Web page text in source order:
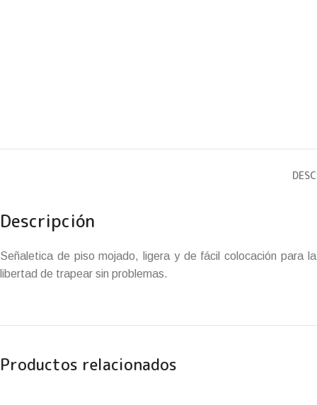
Descripción
Señaletica de piso mojado, ligera y de fácil colocación para
libertad de trapear sin problemas.
Productos relacionados